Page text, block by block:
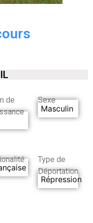
de
Sexe
Masculin
Type de
Déportation
Répression